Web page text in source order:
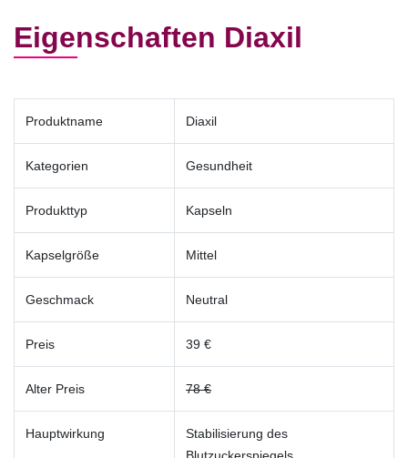
Eigenschaften Diaxil
Produktname Diaxil
Kategorien Gesundheit
Produkttyp Kapseln
Kapselgröße Mittel
Geschmack Neutral
Preis 39 €
Alter Preis 78 €
Hauptwirkung
Stabilisierung des